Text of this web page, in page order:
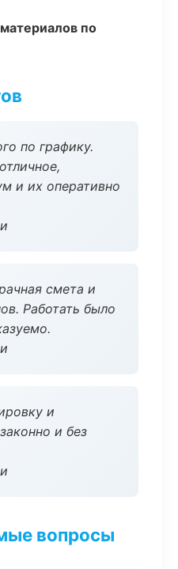
по
по графику.
и их оперативно
смета и
Работать было
и
и без
вопросы